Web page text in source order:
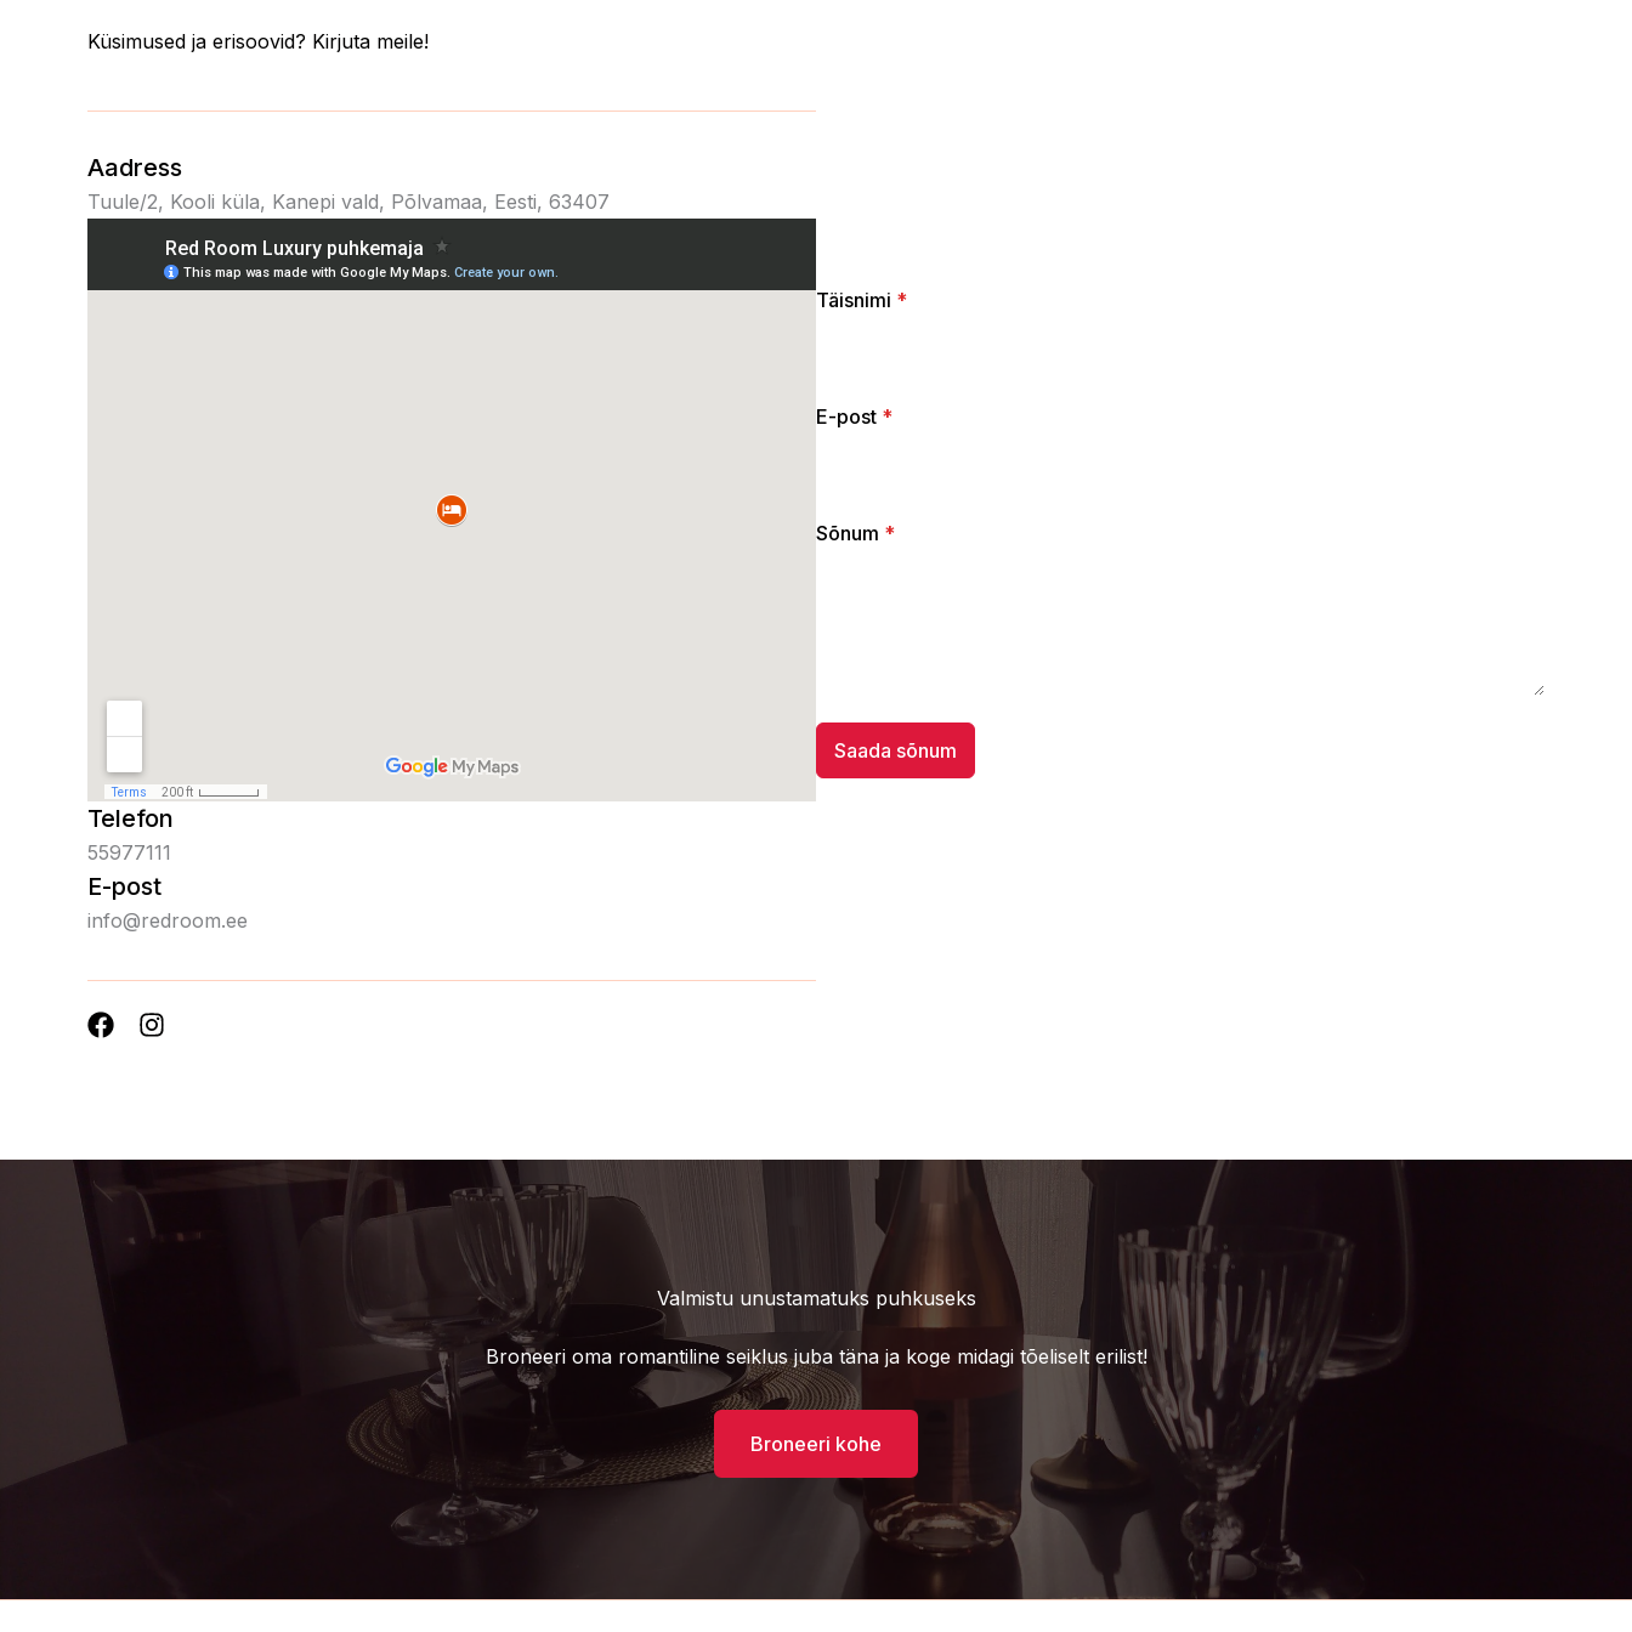
Küsimused ja erisoovid? Kirjuta meile!
Aadress
Tuule/2, Kooli küla, Kanepi vald, Põlvamaa, Eesti, 63407
Telefon
55977111
E-post
info@redroom.ee
Täisnimi *
E-post *
Sõnum *
Saada sõnum
Valmistu unustamatuks puhkuseks
Broneeri oma romantiline seiklus juba täna ja koge midagi tõeliselt erilist!
Broneeri kohe